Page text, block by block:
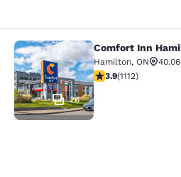
Comfort Inn
26
Comfort Inn
Hamilton, ON
calificación de 3.85
3.9(1112)